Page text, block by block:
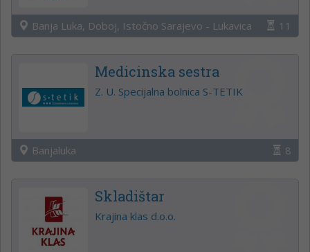
Banja Luka, Doboj, Istočno Sarajevo - Lukavica 11
Medicinska sestra
Z. U. Specijalna bolnica S-TETIK
Banjaluka 8
Skladištar
Krajina klas d.o.o.